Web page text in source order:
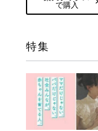
で購入
特集